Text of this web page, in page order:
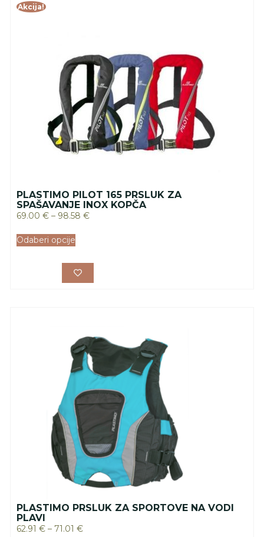
Akcija!
PLASTIMO PILOT 165 PRSLUK ZA
SPAŠAVANJE INOX KOPČA
69.00 € – 98.58 €
Odaberi opcije
PLASTIMO PRSLUK ZA SPORTOVE NA VODI
PLAVI
62.91 € – 71.01 €